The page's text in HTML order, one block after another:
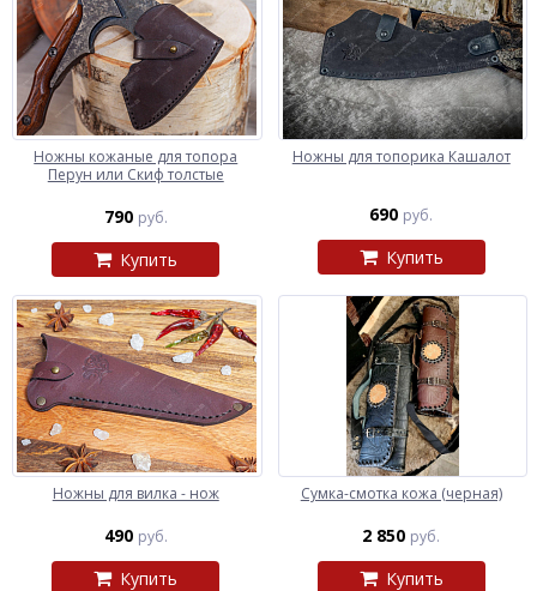
Ножны кожаные для топора
Перун или Скиф толстые
790 руб.
Купить
Ножны для топорика Кашалот
690 руб.
Купить
Ножны для вилка - нож
490 руб.
Купить
Сумка-смотка кожа (черная)
2 850 руб.
Купить